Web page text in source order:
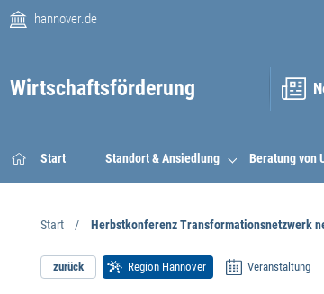
Wirtschaftsförderung
Start Standort & Ansiedlung Beratung von
hannover.de
Start Herbstkonferenz Transformationsnetzwerk
zurück Region Hannover Veranstaltung